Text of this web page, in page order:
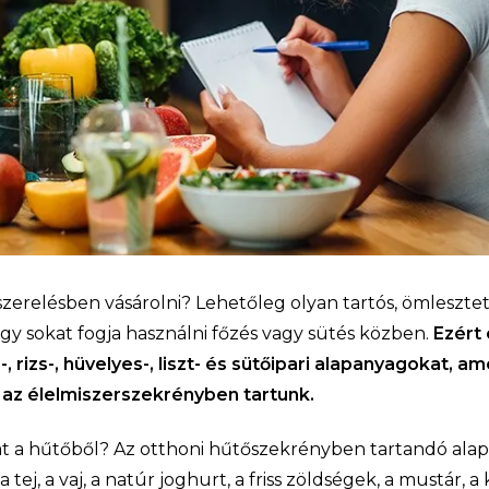
vásárolni? Lehetőleg olyan tartós,
sokat fogja használni főzés vagy sütés közben. Ezért
rizs-, hüvelyes-, liszt- és sütőipari alapanyagokat,
élelmiszerszekrényben tartunk.
a hűtőből? Az otthoni hűtőszekrényben tartandó
tej, a vaj, a natúr joghurt, a friss zöldségek, a mustár,